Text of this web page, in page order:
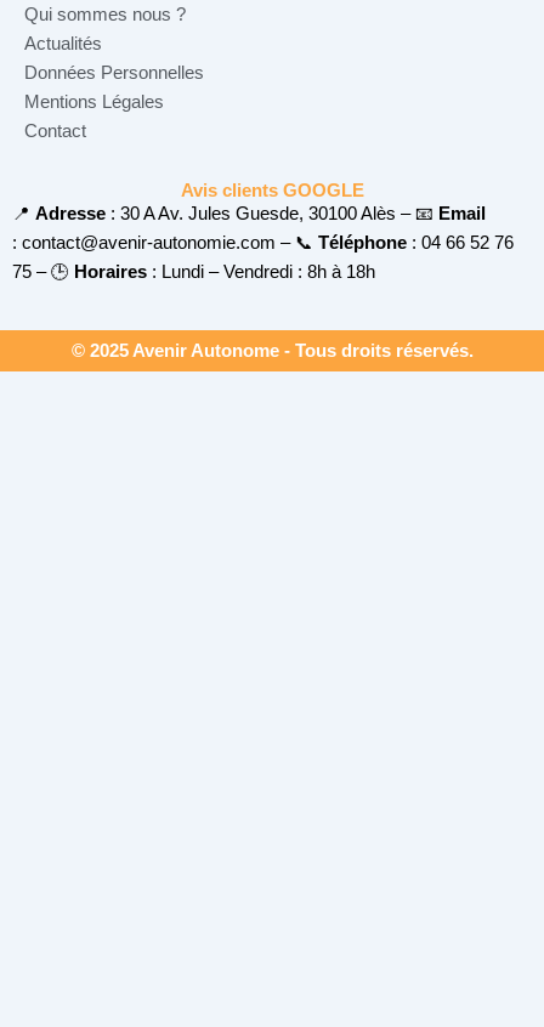
Qui sommes nous ?
Actualités
Données Personnelles
Mentions Légales
Contact
Avis clients GOOGLE
📍 Adresse : 30 A Av. Jules Guesde, 30100 Alès – 📧 Email
: contact@avenir-autonomie.com – 📞 Téléphone : 04 66 52 76
75 – 🕒 Horaires : Lundi – Vendredi : 8h à 18h
© 2025 Avenir Autonome - Tous droits réservés.